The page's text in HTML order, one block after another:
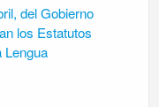
del Gobierno
los Estatutos
Lengua